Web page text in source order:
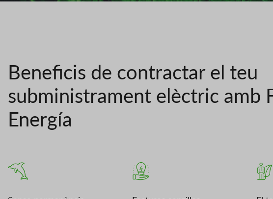
Beneficis de contractar el teu
subministrament elèctric amb
Energía